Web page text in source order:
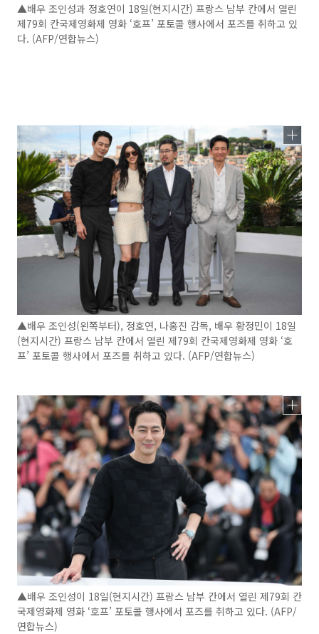
▲배우 조인성과 정호연이 18일(현지시간) 프랑스 남부 칸에서 열린
제79회 칸국제영화제 영화 ‘호프’ 포토콜 행사에서 포즈를 취하고 있
다. (AFP/연합뉴스)
▲배우 조인성(왼쪽부터), 정호연, 나홍진 감독, 배우 황정민이 18일
(현지시간) 프랑스 남부 칸에서 열린 제79회 칸국제영화제 영화 ‘호
프’ 포토콜 행사에서 포즈를 취하고 있다. (AFP/연합뉴스)
▲배우 조인성이 18일(현지시간) 프랑스 남부 칸에서 열린 제79회 칸
국제영화제 영화 ‘호프’ 포토콜 행사에서 포즈를 취하고 있다. (AFP/
연합뉴스)